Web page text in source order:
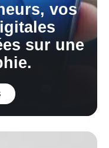
vos
sur une